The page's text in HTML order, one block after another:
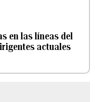
en las líneas del
actuales